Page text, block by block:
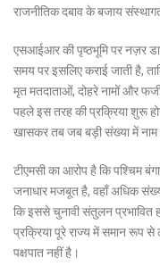
राजनीतिक दबाव के बजाय
एसआईआर की पृष्ठभूमि पर नज़र
समय पर इसलिए कराई जाती है,
मृत मतदाताओं, दोहरे नामों और
पहले इस तरह की प्रक्रिया शुरू
खासकर तब जब बड़ी संख्या में
टीएमसी का आरोप है कि पश्चिम
जनाधार मजबूत है, वहाँ अधिक
कि इससे चुनावी संतुलन प्रभावित
प्रक्रिया पूरे राज्य में समान रूप
पक्षपात नहीं है।